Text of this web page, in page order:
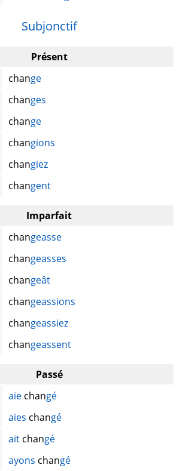
Subjonctif
Présent
change
changes
change
changions
changiez
changent
Imparfait
changeasse
changeasses
changeât
changeassions
changeassiez
changeassent
Passé
aie changé
aies changé
ait changé
ayons changé